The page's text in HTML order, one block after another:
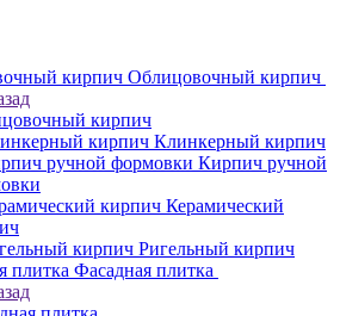
Облицовочный кирпич
кирпич
Клинкерный кирпич
Кирпич ручной
Керамический
Ригельный кирпич
Фасадная плитка